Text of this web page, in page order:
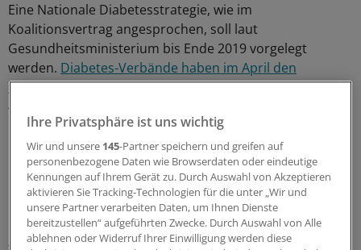
Eine Nationale Diabetesstrategie, wie im
Koalitionsvertrag angesprochen, soll laut
Gesundheitsministerium bis Ende 2019 vorgelegt
werden. Diabetes-Verbände haben im April den
Handlungsbedarf einmal aufgelistet.In Deutschland sind
4,3 Millionen Menschen bei einem BMI von > 35 adipös
und haben Komorbiditäten entwickelt.
0
Schlagworte:
Hauptstadtkongress Prävention Adipositas
Ihre Privatsphäre ist uns wichtig
Wir und unsere 145-Partner speichern und greifen auf
personenbezogene Daten wie Browserdaten oder eindeutige
Kennungen auf Ihrem Gerät zu. Durch Auswahl von Akzeptieren
aktivieren Sie Tracking-Technologien für die unter „Wir und
unsere Partner verarbeiten Daten, um Ihnen Dienste
bereitzustellen“ aufgeführten Zwecke. Durch Auswahl von Alle
ablehnen oder Widerruf Ihrer Einwilligung werden diese